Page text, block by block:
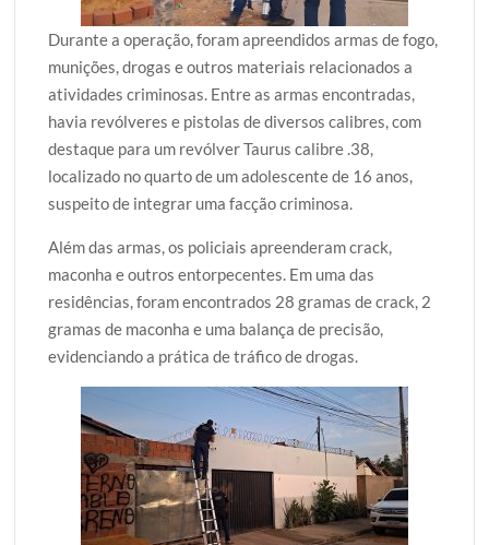
Durante a operação, foram apreendidos armas de fogo,
munições, drogas e outros materiais relacionados a
atividades criminosas. Entre as armas encontradas,
havia revólveres e pistolas de diversos calibres, com
destaque para um revólver Taurus calibre .38,
localizado no quarto de um adolescente de 16 anos,
suspeito de integrar uma facção criminosa.
Além das armas, os policiais apreenderam crack,
maconha e outros entorpecentes. Em uma das
residências, foram encontrados 28 gramas de crack, 2
gramas de maconha e uma balança de precisão,
evidenciando a prática de tráfico de drogas.